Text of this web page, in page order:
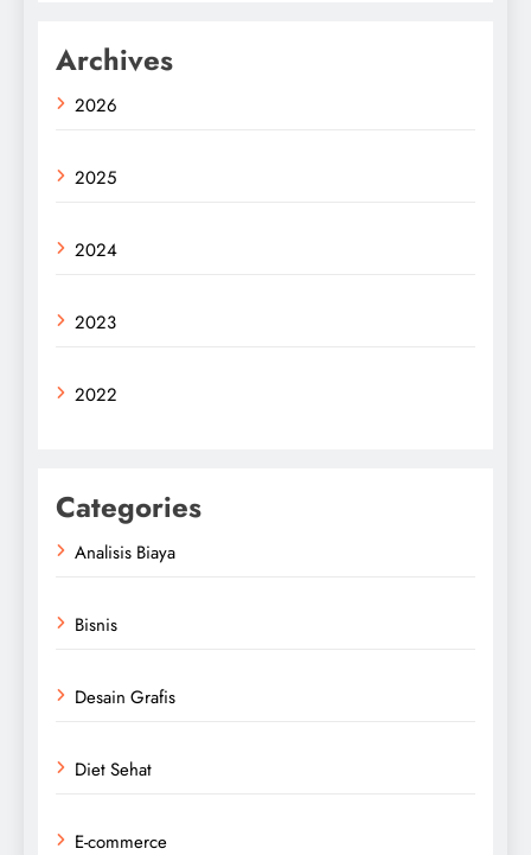
Archives
2026
2025
2024
2023
2022
Categories
Analisis Biaya
Bisnis
Desain Grafis
Diet Sehat
E-commerce